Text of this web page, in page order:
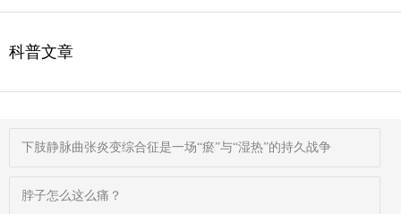
科普文章
下肢静脉曲张炎变综合征是一场“瘀”与“湿热”的持久战争
脖子怎么这么痛？